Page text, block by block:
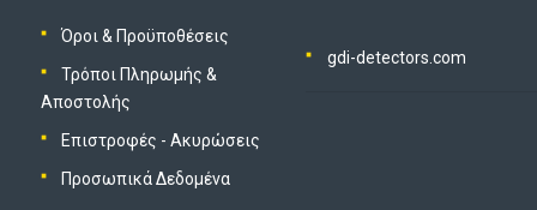
Όροι & Προϋποθέσεις
Τρόποι Πληρωμής &
Αποστολής
Επιστροφές - Ακυρώσεις
Προσωπικά Δεδομένα
gdi-detectors.com